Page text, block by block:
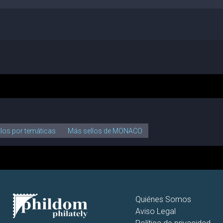
por temáticas Más sellos de MONACO
Quiénes Somos
Aviso Legal